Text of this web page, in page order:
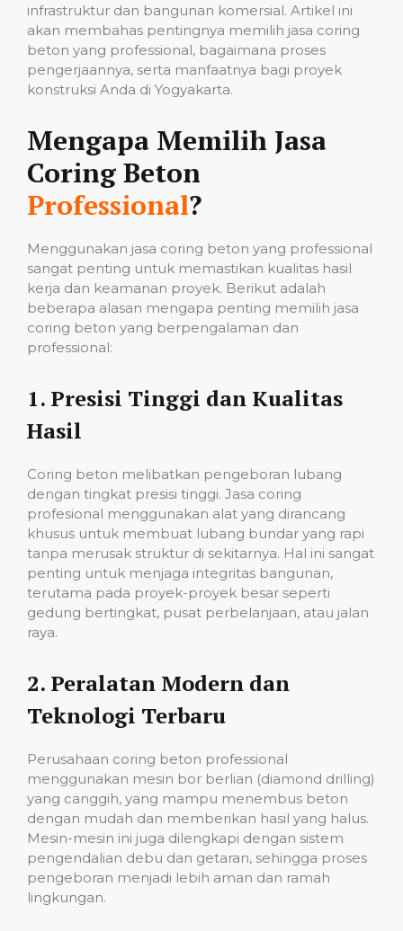
infrastruktur dan bangunan komersial. Artikel ini
akan membahas pentingnya memilih jasa coring
beton yang professional, bagaimana proses
pengerjaannya, serta manfaatnya bagi proyek
konstruksi Anda di Yogyakarta.
Mengapa Memilih Jasa
Coring Beton
Professional?
Menggunakan jasa coring beton yang professional
sangat penting untuk memastikan kualitas hasil
kerja dan keamanan proyek. Berikut adalah
beberapa alasan mengapa penting memilih jasa
coring beton yang berpengalaman dan
professional:
1. Presisi Tinggi dan Kualitas
Hasil
Coring beton melibatkan pengeboran lubang
dengan tingkat presisi tinggi. Jasa coring
profesional menggunakan alat yang dirancang
khusus untuk membuat lubang bundar yang rapi
tanpa merusak struktur di sekitarnya. Hal ini sangat
penting untuk menjaga integritas bangunan,
terutama pada proyek-proyek besar seperti
gedung bertingkat, pusat perbelanjaan, atau jalan
raya.
2. Peralatan Modern dan
Teknologi Terbaru
Perusahaan coring beton professional
menggunakan mesin bor berlian (diamond drilling)
yang canggih, yang mampu menembus beton
dengan mudah dan memberikan hasil yang halus.
Mesin-mesin ini juga dilengkapi dengan sistem
pengendalian debu dan getaran, sehingga proses
pengeboran menjadi lebih aman dan ramah
lingkungan.